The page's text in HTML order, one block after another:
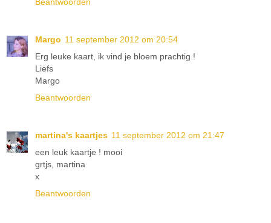
Margo 11 september 2012 om 20:54
Erg leuke kaart, ik vind je bloem prachtig !
Liefs
Margo
Beantwoorden
martina's kaartjes 11 september 2012 om 21:47
een leuk kaartje ! mooi
grtjs, martina
x
Beantwoorden